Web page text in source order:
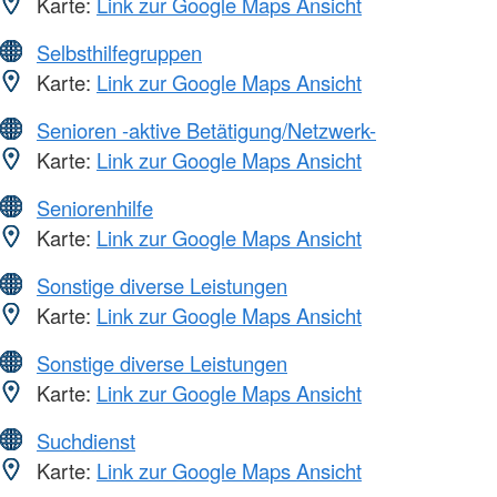
Selbsthilfegruppen
Karte: Link zur Google Maps Ansicht
Senioren -aktive Betätigung/Netzwerk-
Karte: Link zur Google Maps Ansicht
Seniorenhilfe
Karte: Link zur Google Maps Ansicht
Sonstige diverse Leistungen
Karte: Link zur Google Maps Ansicht
Sonstige diverse Leistungen
Karte: Link zur Google Maps Ansicht
Suchdienst
Karte: Link zur Google Maps Ansicht